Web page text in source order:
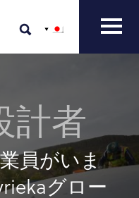
計者
員がいま
グロー